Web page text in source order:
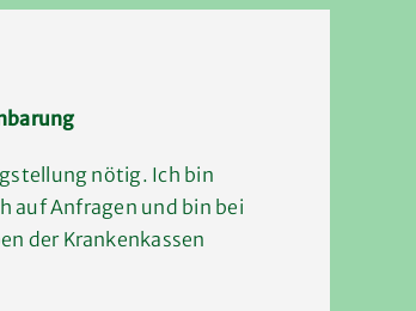
nötig​. Ich bin
auf Anfragen und bin bei
der Krankenkassen